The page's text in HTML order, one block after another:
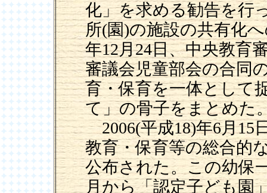
化」を求める勧告を行
所(園)の施設の共有化
年12月24日、中央教育
審議会児童部会の合同
育・保育を一体として
て」の骨子をまとめた
2006(平成18)年6月15
教育・保育等の総合的
公布された。この幼保
月から「認定子ども園